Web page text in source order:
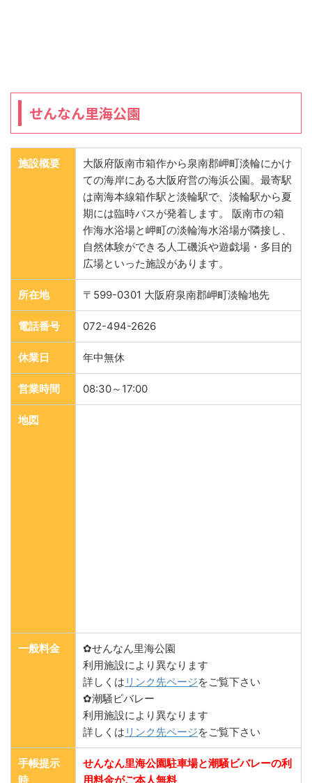
せんなん里海公園
施設概要
大阪府阪南市箱作から泉南郡岬町淡輪にかけ
ての海岸にある大阪府営の海浜公園。最寄駅
は南海本線箱作駅と淡輪駅で、淡輪駅から夏
期には臨時バスが発着します。 阪南市の箱
作海水浴場と岬町の淡輪海水浴場が隣接し、
自然体験ができる人工磯浜や遊戯場・多目的
広場といった施設があります。
所在地 〒599-0301 大阪府泉南郡岬町淡輪地先
電話番号 072-494-2626
休業日 年中無休
営業時間 08:30～17:00
地図
一般料金
✿せんなん里海公園
利用施設により異なります
詳しくは リンク先ページをご覧下さい
✿潮騒ビバレー
利用施設により異なります
詳しくは リンク先ページをご覧下さい
手帳提示
時
せんなん里海公園駐車場と潮騒ビバレーの利
用料金がご本人無料